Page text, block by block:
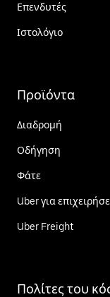
Επενδυτές
Ιστολόγιο
Προϊόντα
Διαδρομή
Οδήγηση
Φάτε
Uber για
Uber Freight
Πολίτες του